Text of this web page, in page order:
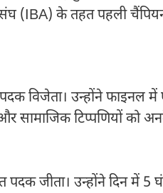
(IBA) के तहत पहली
पदक विजेता। उन्होंने
सामाजिक टिप्पणियों को
पदक जीता। उन्होंने दिन में